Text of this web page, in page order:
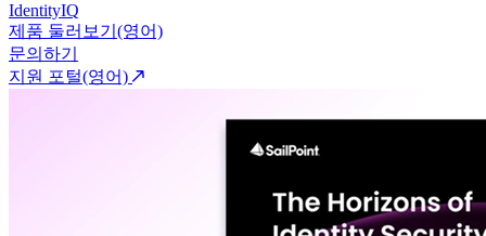
IdentityIQ
제품 둘러보기(영어)
문의하기
지원 포털(영어)